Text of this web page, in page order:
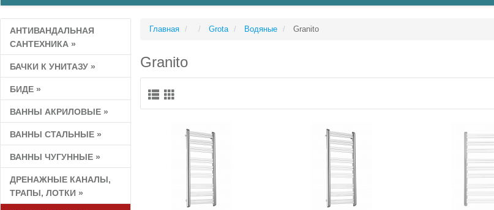
АНТИВАНДАЛЬНАЯ
САНТЕХНИКА »
БАЧКИ К УНИТАЗУ »
БИДЕ »
ВАННЫ АКРИЛОВЫЕ »
ВАННЫ СТАЛЬНЫЕ »
ВАННЫ ЧУГУННЫЕ »
ДРЕНАЖНЫЕ КАНАЛЫ,
ТРАПЫ, ЛОТКИ »
Главная Grota Водяные Granito
Granito